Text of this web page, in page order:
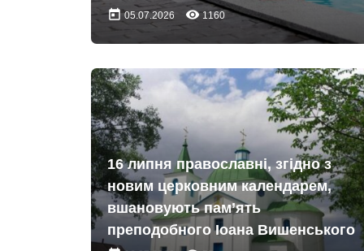
today05.07.2026 remove_red_eye 1160
16 липня православні, згідно з
новим церковним календарем,
вшановують пам’ять
преподобного Іоана Вишенського